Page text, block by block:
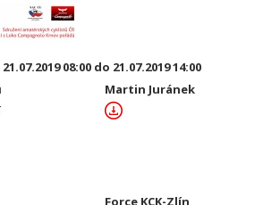
08:00 do 21.07.2019 14:00
Martin Juránek
Force KCK-Zlín